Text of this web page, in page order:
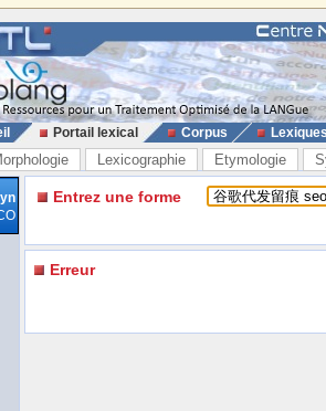
Portail lexical Corpus
Lexicographie Etymologie
Entrez une forme
Erreur